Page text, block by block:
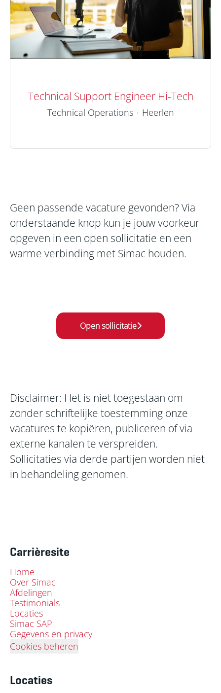
Technical Support Engineer Hi-Tech
Technical Operations · Heerlen
Geen passende vacature gevonden? Via
onderstaande knop kun je jouw voorkeur
opgeven in een open sollicitatie en een
warme verbinding met Simac houden.
Open sollicitatie
Disclaimer: Het is niet toegestaan om
zonder schriftelijke toestemming onze
vacatures te kopiëren, publiceren of via
externe kanalen te verspreiden.
Sollicitaties via derde partijen worden niet
in behandeling genomen.
Carrièresite
Home
Over Simac
Afdelingen
Testimonials
Locaties
Simac SAP
Gegevens en privacy
Cookies beheren
Locaties